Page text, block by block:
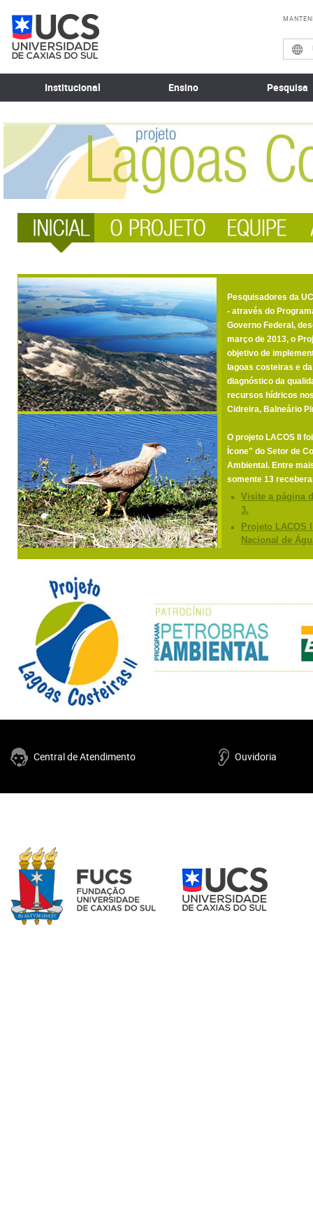
Institucional Ensino Pesquisa
Pesquisadores da
- através do
Governo Federal,
março de 2013, o
objetivo de
lagoas costeiras e
diagnóstico da
recursos hídricos
Cidreira, Balneário
O projeto LACOS II
Ícone" do Setor de
Ambiental. Entre
somente 13
Visite a página
3.
Projeto LACOS
Nacional de
Central de Atendimento Ouvidoria